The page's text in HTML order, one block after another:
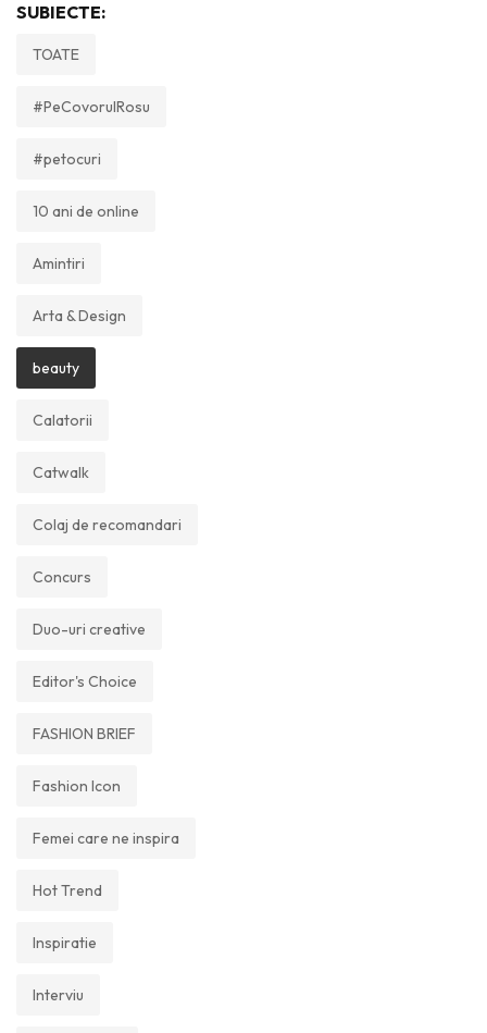
SUBIECTE:
TOATE
#PeCovorulRosu
#petocuri
10 ani de online
Amintiri
Arta & Design
beauty
Calatorii
Catwalk
Colaj de recomandari
Concurs
Duo-uri creative
Editor's Choice
FASHION BRIEF
Fashion Icon
Femei care ne inspira
Hot Trend
Inspiratie
Interviu